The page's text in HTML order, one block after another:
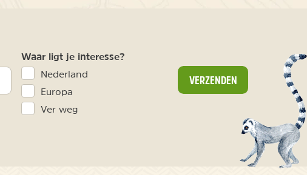
Waar ligt je interesse?
Nederland
Europa
Ver weg
VERZENDEN